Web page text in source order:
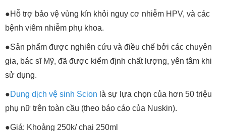
●Hỗ trợ bảo vệ vùng kín khỏi nguy cơ nhiễm HPV, và các
bệnh viêm nhiễm phụ khoa.
●Sản phẩm được nghiên cứu và điều chế bởi các chuyên
gia, bác sĩ Mỹ, đã được kiểm định chất lượng, yên tâm khi
sử dụng.
●Dung dịch vệ sinh Scion là sự lựa chọn của hơn 50 triệu
phụ nữ trên toàn cầu (theo báo cáo của Nuskin).
●Giá: Khoảng 250k/ chai 250ml